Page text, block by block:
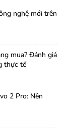
X4 Pro sẽ tự
để tiêu diệt vi
dầu mỡ
bằng khí
nghệ mới trên
mua? Đánh giá
thực tế
2 Pro: Nên